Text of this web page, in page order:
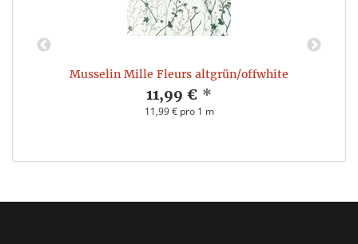
Musselin Mille Fleurs altgrün/offwhite
11,99 € *
11,99 € pro 1 m